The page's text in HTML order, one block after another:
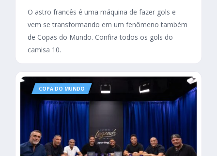
O astro francês é uma máquina de fazer gols e
vem se transformando em um fenômeno também
de Copas do Mundo. Confira todos os gols do
camisa 10.
COPA DO MUNDO